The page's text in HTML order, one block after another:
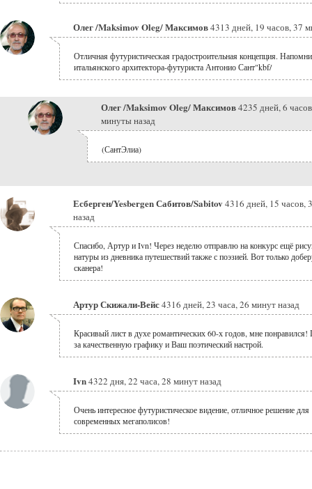
Олег /Maksimov Oleg/ Максимов4313 дней, 19 часов, 37
Отличная футуристическая градостроительная концепция.
итальянского архитектора-футуриста Антонио Сант"kbf/
Олег /Maksimov Oleg/ Максимов4235 дней, 6
минуты назад
(СантЭлиа)
Есберген/Yesbergen Сабитов/Sabitov 4316 дней, 15 часов,
назад
Спасибо, Артур и Ivn! Через неделю отправлю на конкурс ещё
натуры из дневника путешествий также с поэзией. Вот только
сканера!
Артур Скижали-Вейс4316 дней, 23 часа, 26 минут назад
Красивый лист в духе романтических 60-х годов, мне понравился!
за качественную графику и Ваш поэтический настрой.
Ivn4322 дня, 22 часа, 28 минут назад
Очень интересное футуристическое видение, отличное решение для
современных мегаполисов!